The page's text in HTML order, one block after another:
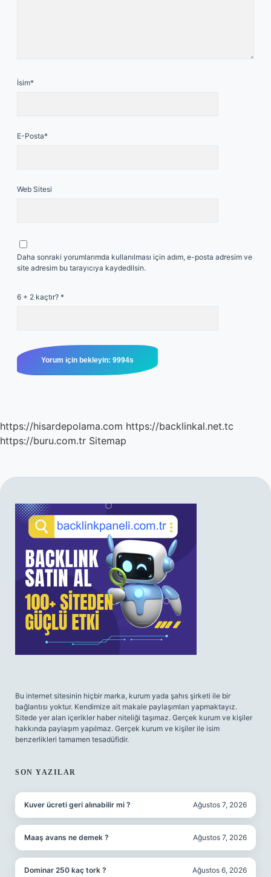
İsim*
E-Posta*
Web Sitesi
Daha sonraki yorumlarımda kullanılması için adım, e-posta adresim ve
site adresim bu tarayıcıya kaydedilsin.
6 + 2 kaçtır? *
https://hisardepolama.com https://backlinkal.net.tc
https://buru.com.tr Sitemap
SIDEBAR
Bu internet sitesinin hiçbir marka, kurum yada şahıs şirketi ile bir
bağlantısı yoktur. Kendimize ait makale paylaşımları yapmaktayız.
Sitede yer alan içerikler haber niteliği taşımaz. Gerçek kurum ve kişiler
hakkında paylaşım yapılmaz. Gerçek kurum ve kişiler ile isim
benzerlikleri tamamen tesadüfidir.
SON YAZILAR
Kuver ücreti geri alınabilir mi ? Ağustos 7, 2026
Maaş avans ne demek ? Ağustos 7, 2026
Dominar 250 kaç tork ? Ağustos 6, 2026